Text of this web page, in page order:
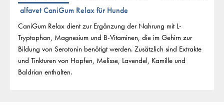
alfavet CaniGum Relax für Hunde
CaniGum Relax dient zur Ergänzung der Nahrung mit L-
Tryptophan, Magnesium und B-Vitaminen, die im Gehirn zur
Bildung von Serotonin benötigt werden. Zusätzlich sind Extrakte
und Tinkturen von Hopfen, Melisse, Lavendel, Kamille und
Baldrian enthalten.